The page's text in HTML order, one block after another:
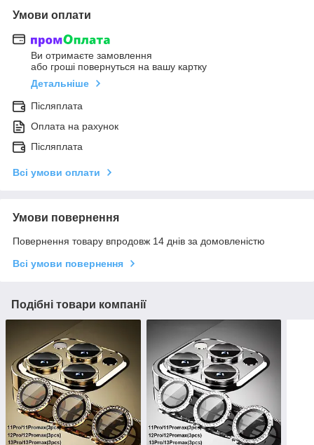
Умови оплати
Ви отримаєте замовлення
або гроші повернуться на вашу картку
Детальніше
Післяплата
Оплата на рахунок
Післяплата
Всі умови оплати
Умови повернення
Повернення товару впродовж 14 днів за домовленістю
Всі умови повернення
Подібні товари компанії